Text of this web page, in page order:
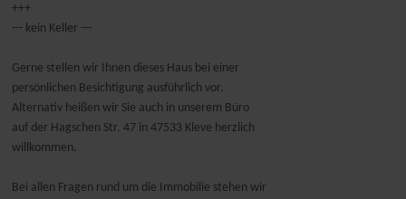
+++
--- kein Keller ---
Gerne stellen wir Ihnen dieses Haus bei einer
persönlichen Besichtigung ausführlich vor.
Alternativ heißen wir Sie auch in unserem Büro
auf der Hagschen Str. 47 in 47533 Kleve herzlich
willkommen.
Bei allen Fragen rund um die Immobilie stehen wir